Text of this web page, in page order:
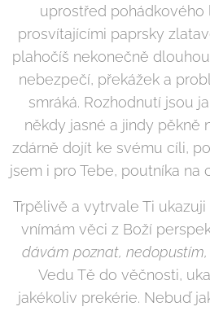
uprostřed pohádkového
prosvítajícími paprsky
plahočíš nekonečně
nebezpečí, překážek a
smráká. Rozhodnutí jsou
někdy jasné a jindy pěkně
zdárně dojít ke svému cíli,
jsem i pro Tebe, poutníka na
Trpělivě a vytrvale Ti
vnímám věci z Boží
dávám poznat,
Vedu Tě do věčnosti,
jakékoliv prekérie. Nebuď